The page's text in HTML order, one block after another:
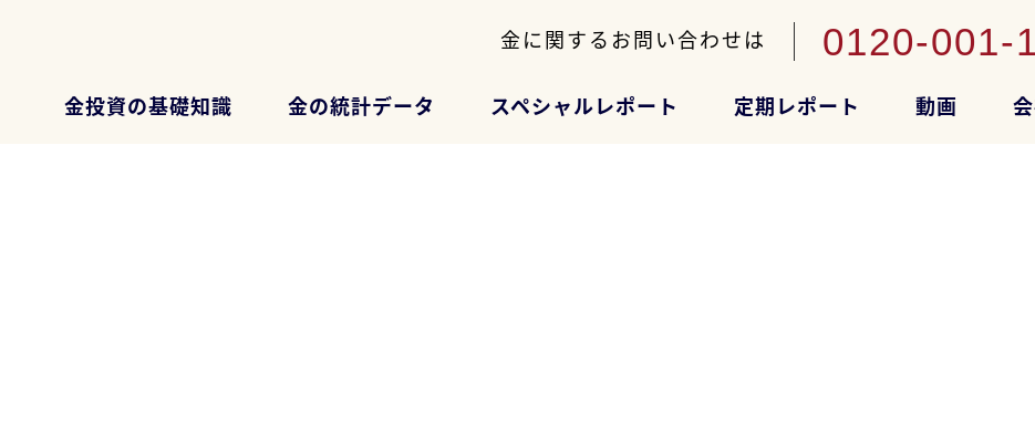
金に関するお問い合わせは 0120-001-
金投資の基礎知識 金の統計データ スペシャルレポート 定期レポート 動画